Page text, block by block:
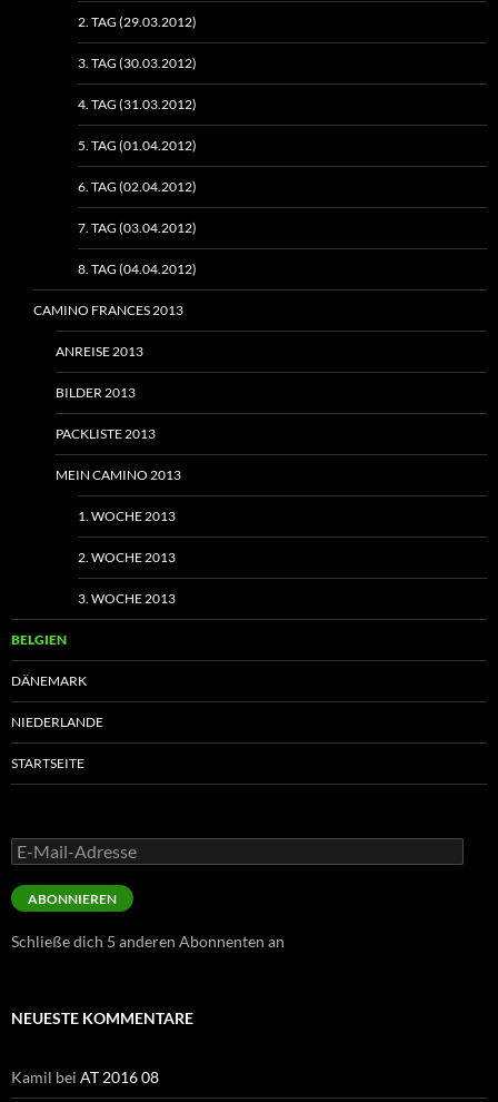
2. TAG (29.03.2012)
3. TAG (30.03.2012)
4. TAG (31.03.2012)
5. TAG (01.04.2012)
6. TAG (02.04.2012)
7. TAG (03.04.2012)
8. TAG (04.04.2012)
CAMINO FRANCES 2013
ANREISE 2013
BILDER 2013
PACKLISTE 2013
MEIN CAMINO 2013
1. WOCHE 2013
2. WOCHE 2013
3. WOCHE 2013
BELGIEN
DÄNEMARK
NIEDERLANDE
STARTSEITE
E-
Mail-
Adresse
ABONNIEREN
Schließe dich 5 anderen Abonnenten an
NEUESTE KOMMENTARE
Kamil bei AT 2016 08